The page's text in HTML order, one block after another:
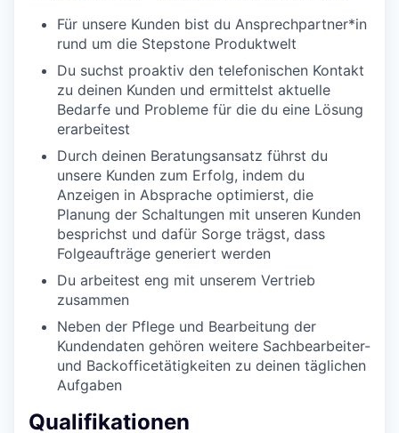
Für unsere Kunden bist du Ansprechpartner*in
rund um die Stepstone Produktwelt
Du suchst proaktiv den telefonischen Kontakt
zu deinen Kunden und ermittelst aktuelle
Bedarfe und Probleme für die du eine Lösung
erarbeitest
Durch deinen Beratungsansatz führst du
unsere Kunden zum Erfolg, indem du
Anzeigen in Absprache optimierst, die
Planung der Schaltungen mit unseren Kunden
besprichst und dafür Sorge trägst, dass
Folgeaufträge generiert werden
Du arbeitest eng mit unserem Vertrieb
zusammen
Neben der Pflege und Bearbeitung der
Kundendaten gehören weitere Sachbearbeiter-
und Backofficetätigkeiten zu deinen täglichen
Aufgaben
Qualifikationen